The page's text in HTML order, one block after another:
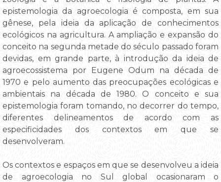
epistemologia da agroecologia é composta, em sua
gênese, pela ideia da aplicação de conhecimentos
ecológicos na agricultura. A ampliação e expansão do
conceito na segunda metade do século passado foram
devidas, em grande parte, à introdução da ideia de
agroecossistema por Eugene Odum na década de
1970 e pelo aumento das preocupações ecológicas e
ambientais na década de 1980. O conceito e sua
epistemologia foram tomando, no decorrer do tempo,
diferentes delineamentos de acordo com as
especificidades dos contextos em que se
desenvolveram.
Os contextos e espaços em que se desenvolveu a ideia
de agroecologia no Sul global ocasionaram o